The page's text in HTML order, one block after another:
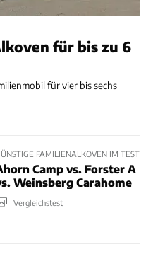
für bis zu 6
für vier bis sechs
FAMILIENALKOVEN IM TEST
Camp vs. Forster A
Weinsberg Carahome
Vergleichstest